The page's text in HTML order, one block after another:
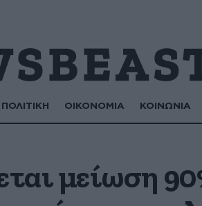
ΠΟΛΙΤΙΚΗ ΟΙΚΟΝΟΜΙΑ ΚΟΙΝΩΝΙΑ
μείωση